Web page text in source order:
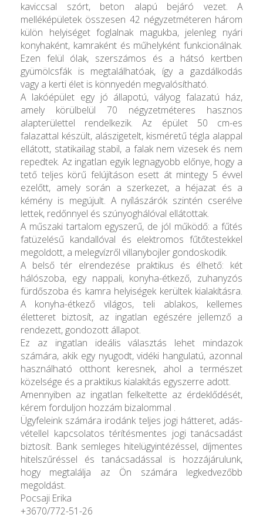
kaviccsal szórt, beton alapú bejáró vezet. A
melléképületek összesen 42 négyzetméteren három
külön helyiséget foglalnak magukba, jelenleg nyári
konyhaként, kamraként és műhelyként funkcionálnak.
Ezen felül ólak, szerszámos és a hátsó kertben
gyümölcsfák is megtalálhatóak, így a gazdálkodás
vagy a kerti élet is könnyedén megvalósítható.
A lakóépület egy jó állapotú, vályog falazatú ház,
amely körülbelül 70 négyzetméteres hasznos
alapterülettel rendelkezik. Az épület 50 cm-es
falazattal készült, alászigetelt, kisméretű tégla alappal
ellátott, statikailag stabil, a falak nem vizesek és nem
repedtek. Az ingatlan egyik legnagyobb előnye, hogy a
tető teljes körű felújításon esett át mintegy 5 évvel
ezelőtt, amely során a szerkezet, a héjazat és a
kémény is megújult. A nyílászárók szintén cserélve
lettek, redőnnyel és szúnyoghálóval ellátottak.
A műszaki tartalom egyszerű, de jól működő: a fűtés
fatüzelésű kandallóval és elektromos fűtőtestekkel
megoldott, a melegvízről villanybojler gondoskodik.
A belső tér elrendezése praktikus és élhető: két
hálószoba, egy nappali, konyha-étkező, zuhanyzós
fürdőszoba és kamra helyiségek kerültek kialakításra.
A konyha-étkező világos, teli ablakos, kellemes
életteret biztosít, az ingatlan egészére jellemző a
rendezett, gondozott állapot.
Ez az ingatlan ideális választás lehet mindazok
számára, akik egy nyugodt, vidéki hangulatú, azonnal
használható otthont keresnek, ahol a természet
közelsége és a praktikus kialakítás egyszerre adott.
Amennyiben az ingatlan felkeltette az érdeklődését,
kérem forduljon hozzám bizalommal .
Ügyfeleink számára irodánk teljes jogi hátteret, adás-
vétellel kapcsolatos térítésmentes jogi tanácsadást
biztosít. Bank semleges hitelügyintézéssel, díjmentes
hitelszűréssel és tanácsadással is hozzájárulunk,
hogy megtalálja az Ön számára legkedvezőbb
megoldást.
Pocsaji Erika
+3670/772-51-26